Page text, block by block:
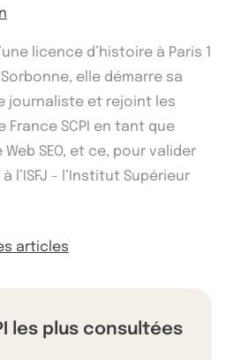
licence d’histoire à Paris 1
elle démarre sa
journaliste et rejoint les
France SCPI en tant que
SEO, et ce, pour valider
l’ISFJ - l’Institut Supérieur
articles
les plus consultées